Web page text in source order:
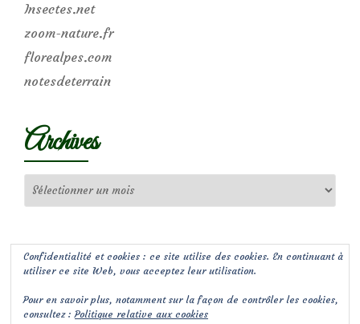
Insectes.net
zoom-nature.fr
florealpes.com
notesdeterrain
Archives
Confidentialité et cookies : ce site utilise des cookies. En continuant à
utiliser ce site Web, vous acceptez leur utilisation.
Pour en savoir plus, notamment sur la façon de contrôler les cookies,
consultez :Politique relative aux cookies